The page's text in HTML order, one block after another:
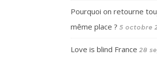
Pourquoi on retourne
même place ? 5 octobre
Love is blind France 28